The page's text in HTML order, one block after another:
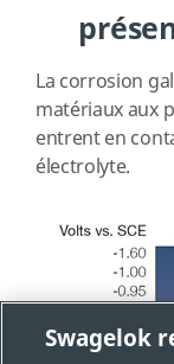
La corrosion
matériaux aux
entrent en
électrolyte.
Swagelok